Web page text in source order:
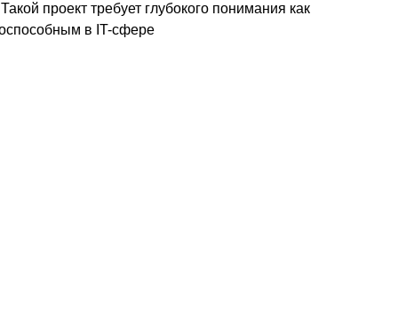
проект требует глубокого понимания как
в IT-сфере